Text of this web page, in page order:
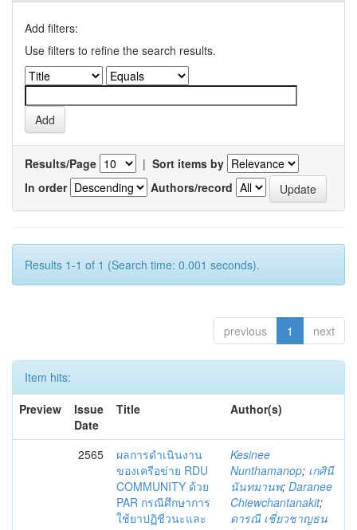
Add filters:
Use filters to refine the search results.
Results/Page | Sort items by
In order
Authors/record
Results 1-1 of 1 (Search time: 0.001 seconds).
previous 1 next
Item hits:
Preview
Issue
Date
Title Author(s)
2565
ผลการดำเนินงาน
ของเครือข่าย RDU
COMMUNITY ด้วย
PAR กรณีศึกษาการ
ใช้ยาปฏิชีวนะและ
Kesinee
Nunthamanop; เกศินี
นันทมานพ; Daranee
Chiewchantanakit;
ดารณี เชี่ยวชาญธน